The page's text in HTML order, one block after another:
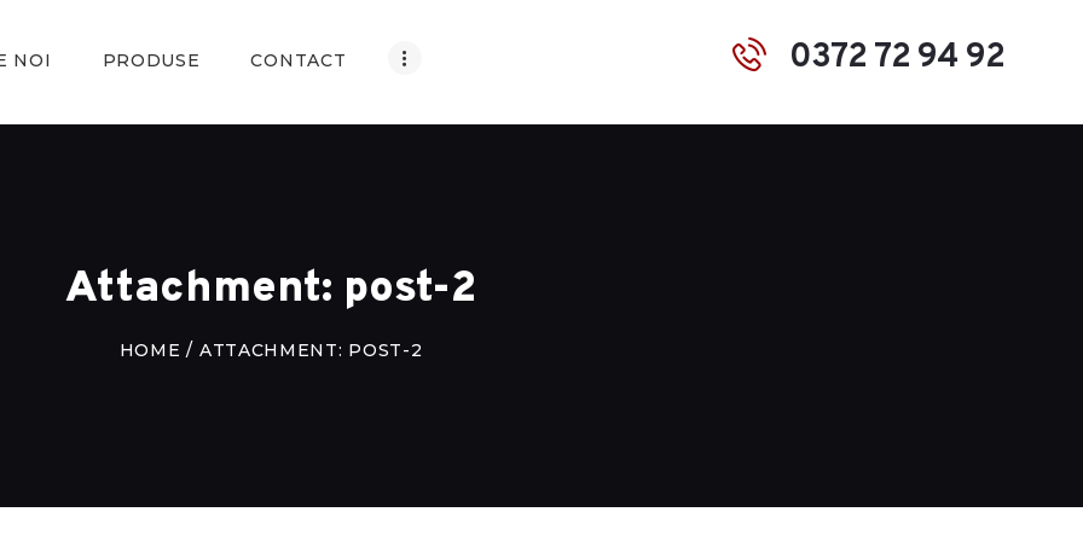
NOI PRODUSE CONTACT 0372 72 94 92
Attachment: post-2
HOME ATTACHMENT: POST-2
ROMÂNĂ